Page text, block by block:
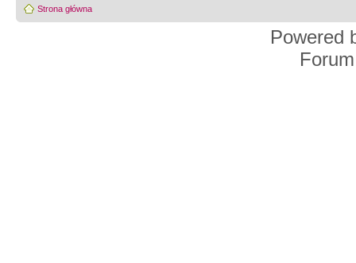
Strona główna
Powered